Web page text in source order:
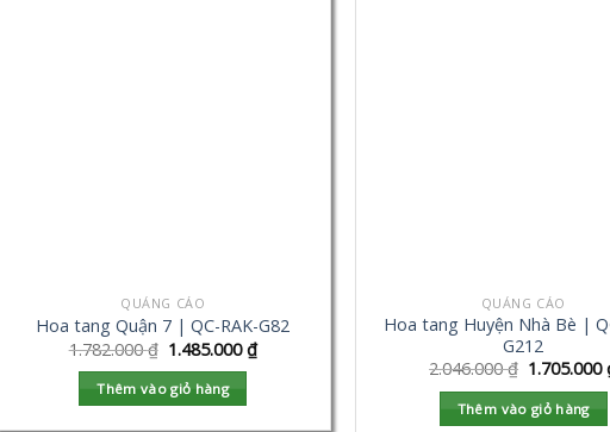
QUẢNG CÁO
Hoa tang Quận 7 | QC-RAK-G82
1.782.000₫ 1.485.000₫
Thêm vào giỏ hàng
QUẢNG CÁO
Hoa tang Huyện Nhà Bè |
G212
2.046.000₫ 1.705.000
Thêm vào giỏ hàng